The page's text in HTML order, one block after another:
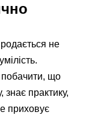
не
побачити, що
знає практику,
приховує